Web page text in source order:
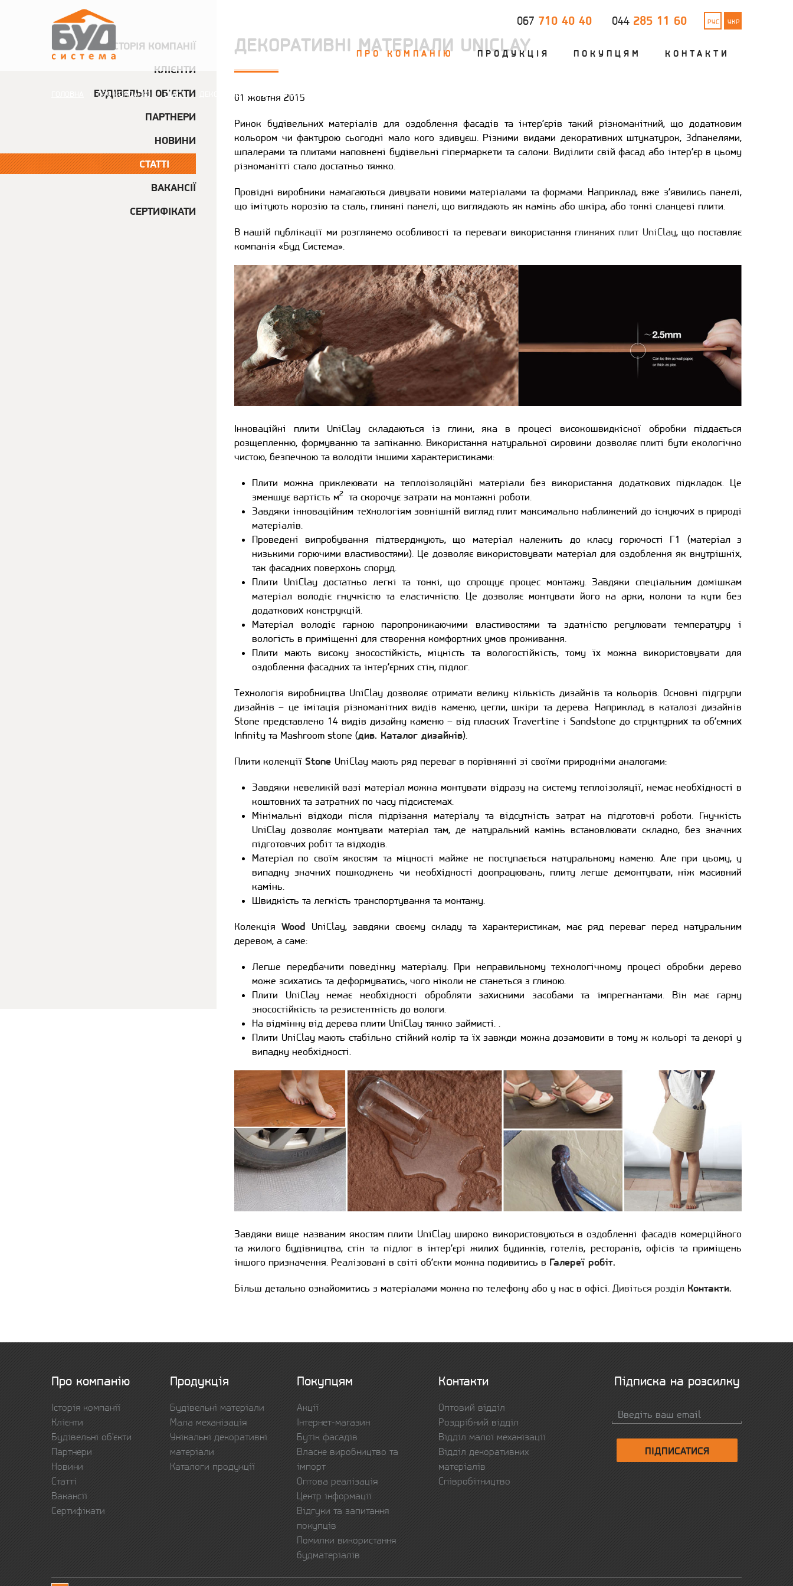
РУС УКР
067 710 40 40 044 285 11 60
ПРО КОМПАНІЮ ПРОДУКЦІЯ ПОКУПЦЯМ КОНТАКТИ
ПРО КОМПАНІЮ | СТАТТІ | ДЕКОРАТИВНІ МАТЕРІАЛИ UNICLAY
ІСТОРІЯ КОМПАНІЇ
КЛІЄНТИ
БУДІВЕЛЬНІ ОБ'ЄКТИ
ПАРТНЕРИ
НОВИНИ
СТАТТІ
ВАКАНСІЇ
СЕРТИФІКАТИ
ДЕКОРАТИВНІ МАТЕРІАЛИ UNICLAY
01 жовтня 2015
Ринок будівельних матеріалів для оздоблення фасадів та інтер’єрів такий різноманітний, що додатковим
кольором чи фактурою сьогодні мало кого здивуєш. Різними видами декоративних штукатурок, 3dпанелями,
шпалерами та плитами наповнені будівельні гіпермаркети та салони. Виділити свій фасад або інтер’єр в цьому
різноманітті стало достатньо тяжко.
Провідні виробники намагаються дивувати новими матеріалами та формами. Наприклад, вже з’явились панелі,
що імітують корозію та сталь, глиняні панелі, що виглядають як камінь або шкіра, або тонкі сланцеві плити.
В нашій публікації ми розглянемо особливості та переваги використання глиняних плит UniClay, що поставляє
компанія «Буд Система».
Інноваційні плити UniClay складаються із глини, яка в процесі високошвидкісної обробки піддається
розщепленню, формуванню та запіканню. Використання натуральної сировини дозволяє плиті бути екологічно
чистою, безпечною та володіти іншими характеристиками:
Плити можна приклеювати на теплоізоляційні матеріали без використання додаткових підкладок. Це
зменшує вартість м2 та скорочує затрати на монтажні роботи.
Завдяки інноваційним технологіям зовнішній вигляд плит максимально наближений до існуючих в природі
матеріалів.
Проведені випробування підтверджують, що матеріал належить до класу горючості Г1 (матеріал з
низькими горючими властивостями). Це дозволяє використовувати матеріал для оздоблення як внутрішніх,
так фасадних поверхонь споруд.
Плити UniClay достатньо легкі та тонкі, що спрощує процес монтажу. Завдяки спеціальним домішкам
матеріал володіє гнучкістю та еластичністю. Це дозволяє монтувати його на арки, колони та кути без
додаткових конструкцій.
Матеріал володіє гарною паропроникаючими властивостями та здатністю регулювати температуру і
вологість в приміщенні для створення комфортних умов проживання.
Плити мають високу зносостійкість, міцність та вологостійкість, тому їх можна використовувати для
оздоблення фасадних та інтер’єрних стін, підлог.
Технологія виробництва UniClay дозволяє отримати велику кількість дизайнів та кольорів. Основні підгрупи
дизайнів – це імітація різноманітних видів каменю, цегли, шкіри та дерева. Наприклад, в каталозі дизайнів
Stone представлено 14 видів дизайну каменю – від пласких Travertine і Sandstone до структурних та об’ємних
Infinity та Mashroom stone (див. Каталог дизайнів).
Плити колекції Stone UniClay мають ряд переваг в порівнянні зі своїми природніми аналогами:
Завдяки невеликій вазі матеріал можна монтувати відразу на систему теплоізоляції, немає необхідності в
коштовних та затратних по часу підсистемах.
Мінімальні відходи після підрізання матеріалу та відсутність затрат на підготовчі роботи. Гнучкість
UniClay дозволяє монтувати матеріал там, де натуральний камінь встановлювати складно, без значних
підготовчих робіт та відходів.
Матеріал по своїм якостям та міцності майже не поступається натуральному каменю. Але при цьому, у
випадку значних пошкоджень чи необхідності доопрацювань, плиту легше демонтувати, ніж масивний
камінь.
Швидкість та легкість транспортування та монтажу.
Колекція Wood UniClay, завдяки своєму складу та характеристикам, має ряд переваг перед натуральним
деревом, а саме:
Легше передбачити поведінку матеріалу. При неправильному технологічному процесі обробки дерево
може зсихатись та деформуватись, чого ніколи не станеться з глиною.
Плити UniClay немає необхідності обробляти захисними засобами та імпрегнантами. Він має гарну
зносостійкість та резистентність до вологи.
На відмінну від дерева плити UniClay тяжко займисті. .
Плити UniClay мають стабільно стійкий колір та їх завжди можна дозамовити в тому ж кольорі та декорі у
випадку необхідності.
Завдяки вище названим якостям плити UniClay широко використовуються в оздобленні фасадів комерційного
та жилого будівництва, стін та підлог в інтер’єрі жилих будинків, готелів, ресторанів, офісів та приміщень
іншого призначення. Реалізовані в світі об’єкти можна подивитись в Галереї робіт.
Більш детально ознайомитись з матеріалами можна по телефону або у нас в офісі. Дивіться розділ Контакти.
Про компанію
Історія компанії
Клієнти
Будівельні об'єкти
Партнери
Новини
Статті
Вакансії
Сертифікати
Продукція
Будівельні матеріали
Мала механізація
Унікальні декоративні
матеріали
Каталоги продукції
Покупцям
Акції
Інтернет-магазин
Бутік фасадів
Власне виробництво та
імпорт
Оптова реалізація
Центр інформації
Відгуки та запитання
покупців
Помилки використання
будматеріалів
Контакти
Оптовий відділ
Роздрібний відділ
Відділ малої механізації
Відділ декоративних
матеріалів
Співробітництво
Підписка на розсилку